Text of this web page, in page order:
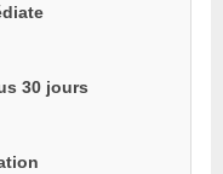
30 jours